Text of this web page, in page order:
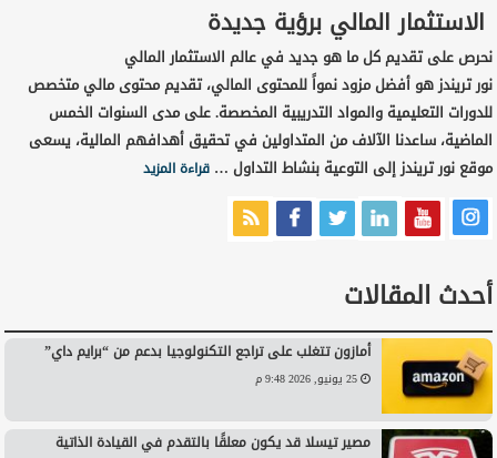
الاستثمار المالي برؤية جديدة
نحرص على تقديم كل ما هو جديد في عالم الاستثمار المالي
نور تريندز هو أفضل مزود نمواً للمحتوى المالي، تقديم محتوى مالي متخصص
للدورات التعليمية والمواد التدريبية المخصصة. على مدى السنوات الخمس
الماضية، ساعدنا الآلاف من المتداولين في تحقيق أهدافهم المالية، يسعى
موقع نور تريندز إلى التوعية بنشاط التداول …قراءة المزيد
أحدث المقالات
أمازون تتغلب على تراجع التكنولوجيا بدعم من “برايم داي”
25 يونيو, 2026 9:48 م
مصير تيسلا قد يكون معلقًا بالتقدم في القيادة الذاتية